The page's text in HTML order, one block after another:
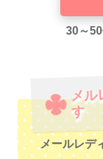
30～
メ
す
メールレデ